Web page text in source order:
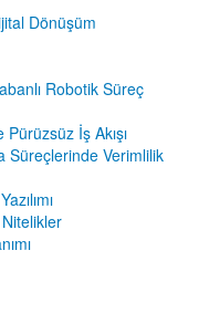
Dönüşüm
Robotik Süreç
İş Akışı
Süreçlerinde Verimlilik